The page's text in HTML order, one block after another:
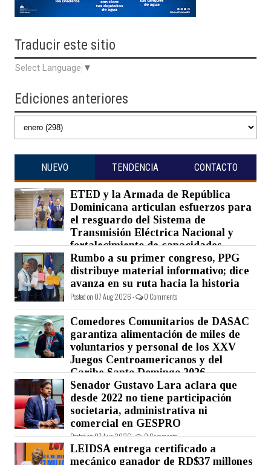
Traducir este sitio
Select Language ▼
Ediciones anteriores
NUEVO TENDENCIA CONTACTO
ETED y la Armada de República
Dominicana articulan esfuerzos para
el resguardo del Sistema de
Transmisión Eléctrica Nacional y
fortalecimiento de capacidades.
Posted on 07 Aug 2026 - 0 Comments
Rumbo a su primer congreso, PPG
distribuye material informativo; dice
avanza en su ruta hacia la historia
Posted on 07 Aug 2026 - 0 Comments
Comedores Comunitarios de DASAC
garantiza alimentación de miles de
voluntarios y personal de los XXV
Juegos Centroamericanos y del
Caribe Santo Domingo 2026
Posted on 07 Aug 2026 - 0 Comments
Senador Gustavo Lara aclara que
desde 2022 no tiene participación
societaria, administrativa ni
comercial en GESPRO
Posted on 07 Aug 2026 - 0 Comments
LEIDSA entrega certificado a
mecánico ganador de RD$37 millones